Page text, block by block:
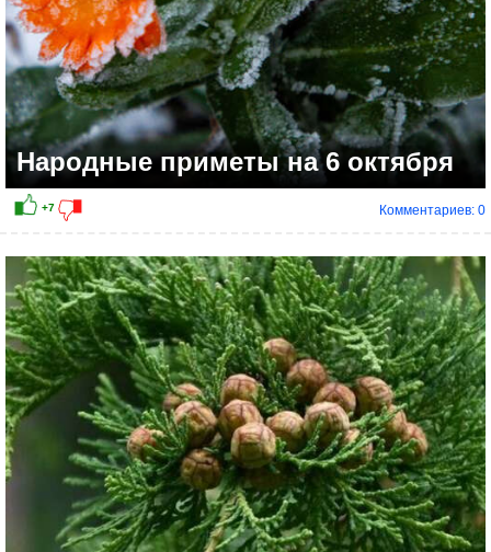
+18
Народные приметы на 6 октября
Комментариев: 0